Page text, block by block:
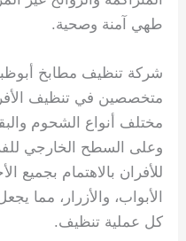
طهي آمنة وصحية.
شركة تنظيف مطابخ
متخصصين في تنظيف
مختلف أنواع الشحوم
وعلى السطح الخارجي
للأفران بالاهتمام بجميع
الأبواب، والأزرار، مما
كل عملية تنظيف.